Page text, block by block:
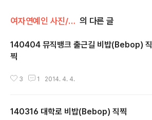
여자연예인 사진/비밥 의 다른 글
140404 뮤직뱅크 출근길 비밥(Bebop) 직
찍
3 1 2014. 4. 4.
140316 대학로 비밥(Bebop) 직찍